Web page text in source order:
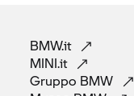
BMW.it
MINI.it
Gruppo BMW